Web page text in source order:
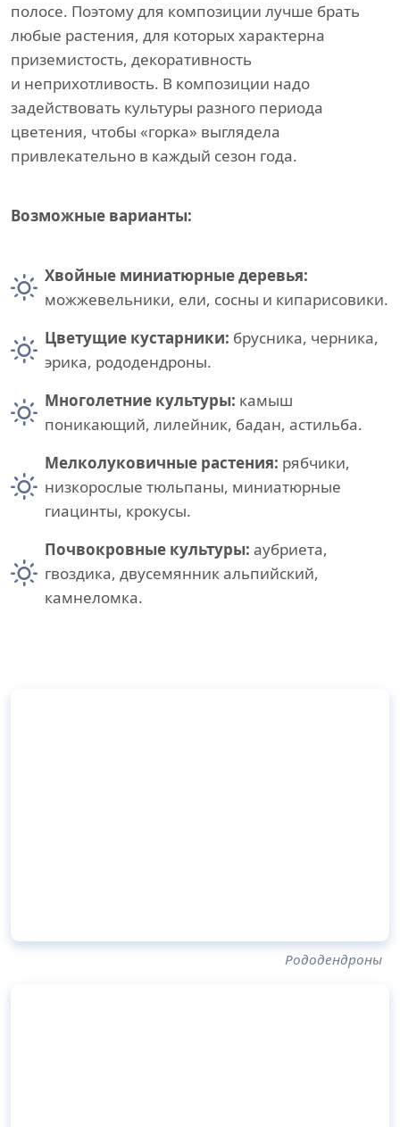
полосе. Поэтому для композиции лучше брать
любые растения, для которых характерна
приземистость, декоративность
и неприхотливость. В композиции надо
задействовать культуры разного периода
цветения, чтобы «горка» выглядела
привлекательно в каждый сезон года.
Возможные варианты:
Хвойные миниатюрные деревья:
можжевельники, ели, сосны и кипарисовики.
Цветущие кустарники: брусника, черника,
эрика, рододендроны.
Многолетние культуры: камыш
поникающий, лилейник, бадан, астильба.
Мелколуковичные растения: рябчики,
низкорослые тюльпаны, миниатюрные
гиацинты, крокусы.
Почвокровные культуры: аубриета,
гвоздика, двусемянник альпийский,
камнеломка.
Рододендроны